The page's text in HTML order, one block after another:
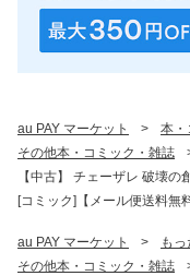
au PAY マーケット > 本・
その他本・コミック・雑誌
【中古】 チェーザレ 破壊
[コミック]【メール便送料無料
au PAY マーケット > も
その他本・コミック・雑誌